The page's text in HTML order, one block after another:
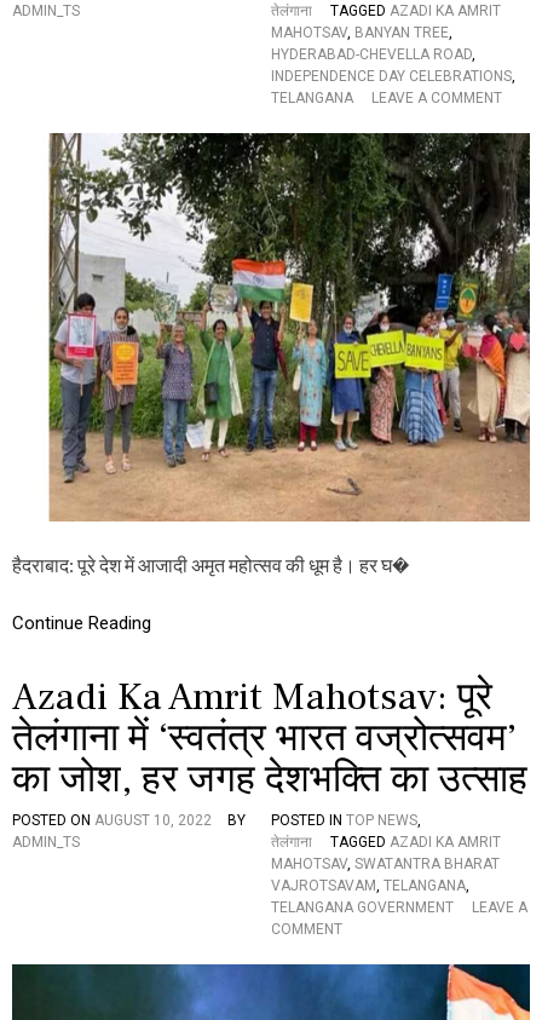
चि
त्र
रा
ष्ट्री
य
ध्व
ज
औ
र
रा
ष्ट्र
गा
न
,
की
जा
र
ता
री
ADMIN_TS
तेलंगाना
TAGGED AZADI KA AMRIT
MAHOTSAV, BANYAN TREE,
HYDERABAD-CHEVELLA ROAD,
INDEPENDENCE DAY CELEBRATIONS,
TELANGANA
LEAVE A COMMENTO
भा
र
त
मा
ता
की
ज
य
:
ब
र
ग
द
के
पे
के
मा
रो
ह
हैदराबाद: पूरे देश में आजादी अमृत महोत्सव की धूम है। हर घ�
Continue Reading
Azadi Ka Amrit Mahotsav: पूरे
तेलंगाना में ‘स्वतंत्र भारत वज्रोत्सवम’
का जोश, हर जगह देशभक्ति का उत्साह
POSTED ON AUGUST 10, 2022
BY
ADMIN_TS
POSTED IN TOP NEWS,
तेलंगाना
TAGGED AZADI KA AMRIT
MAHOTSAV, SWATANTRA BHARAT
VAJROTSAVAM, TELANGANA,
TELANGANA GOVERNMENT
LEAVE A
COMMENTO